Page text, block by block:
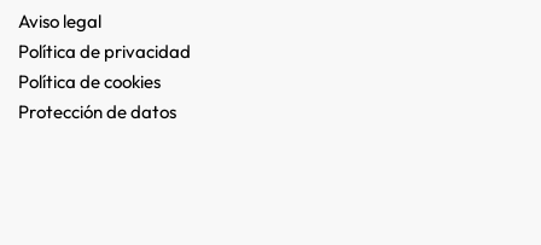
Aviso legal
Política de privacidad
Política de cookies
Protección de datos